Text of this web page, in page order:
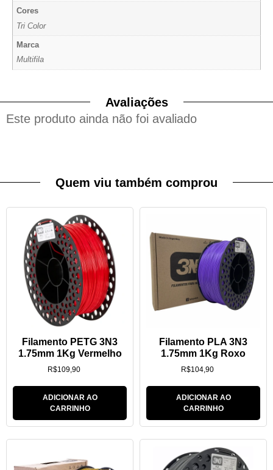
Cores
Tri Color
Marca
Multifila
Avaliações
Este produto ainda não foi avaliado
Quem viu também comprou
Filamento PETG 3N3
1.75mm 1Kg Vermelho
R$109,90
ADICIONAR AO
CARRINHO
Filamento PLA 3N3
1.75mm 1Kg Roxo
R$104,90
ADICIONAR AO
CARRINHO